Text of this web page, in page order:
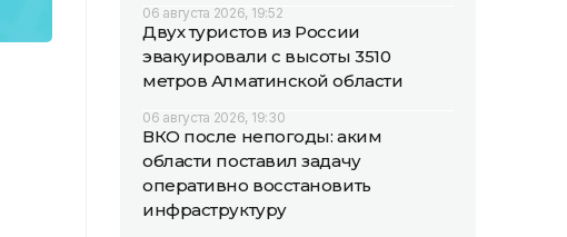
06 августа 2026, 19:52
Двух туристов из России
эвакуировали с высоты 3510
метров Алматинской области
06 августа 2026, 19:30
ВКО после непогоды: аким
области поставил задачу
оперативно восстановить
инфраструктуру